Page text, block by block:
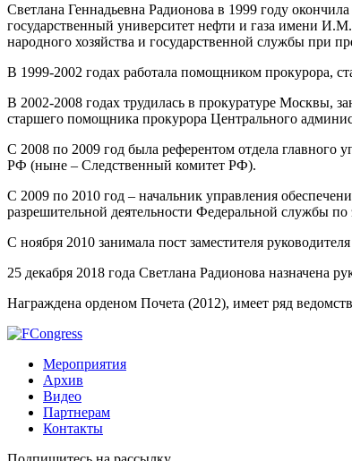
Светлана Геннадьевна Радионова в 1999 году
государственный университет нефти и газа имени
народного хозяйства и государственной службы при
В 1999-2002 годах работала помощником прокурора,
В 2002-2008 годах трудилась в прокуратуре Москвы,
старшего помощника прокурора Центрального
С 2008 по 2009 год была референтом отдела главного
РФ (ныне – Следственный комитет РФ).
С 2009 по 2010 год – начальник управления
разрешительной деятельности Федеральной службы
С ноября 2010 занимала пост заместителя
25 декабря 2018 года Светлана Радионова назначена
Награждена орденом Почета (2012), имеет ряд
Мероприятия
Архив
Видео
Партнерам
Контакты